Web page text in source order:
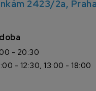
2423/2a, Praha
- 20:30
- 12:30, 13:00 - 18:00